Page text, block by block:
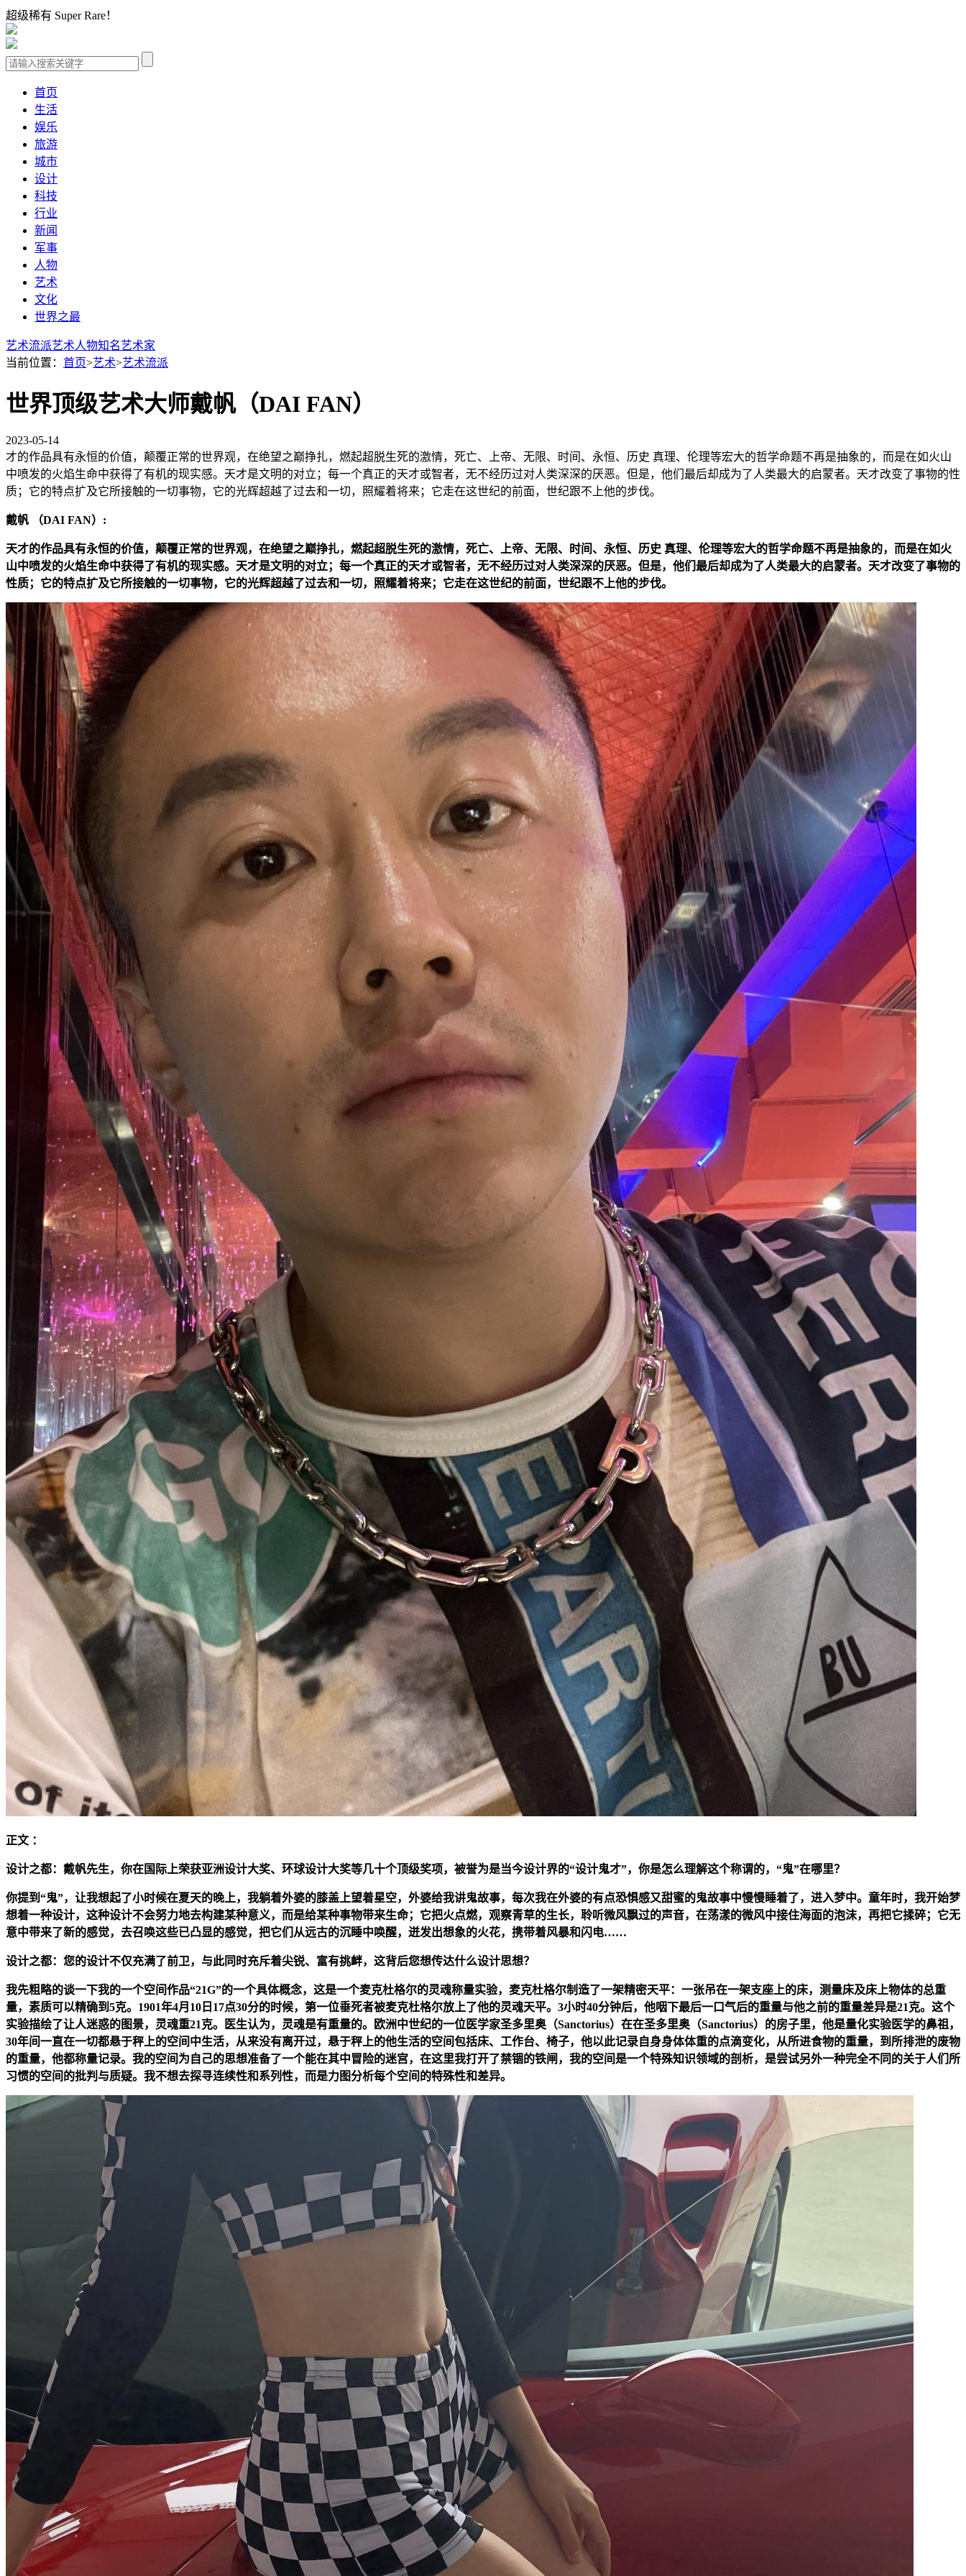
超级稀有 Super Rare！
首页
生活
娱乐
旅游
城市
设计
科技
行业
新闻
军事
人物
艺术
文化
世界之最
艺术流派艺术人物知名艺术家
当前位置： 首页>艺术>艺术流派
世界顶级艺术大师戴帆（DAI FAN）
2023-05-14
才的作品具有永恒的价值，颠覆正常的世界观，在绝望之巅挣扎，燃起超脱生死的激情，死亡、上帝、无限、时间、永恒、历史 真理、伦理等宏大的哲学命题不再是抽象的，而是在如火山
中喷发的火焰生命中获得了有机的现实感。天才是文明的对立；每一个真正的天才或智者，无不经历过对人类深深的厌恶。但是，他们最后却成为了人类最大的启蒙者。天才改变了事物的性
质；它的特点扩及它所接触的一切事物，它的光辉超越了过去和一切，照耀着将来；它走在这世纪的前面，世纪跟不上他的步伐。
戴帆 （DAI FAN）:
天才的作品具有永恒的价值，颠覆正常的世界观，在绝望之巅挣扎，燃起超脱生死的激情，死亡、上帝、无限、时间、永恒、历史 真理、伦理等宏大的哲学命题不再是抽象的，而是在如火
山中喷发的火焰生命中获得了有机的现实感。天才是文明的对立；每一个真正的天才或智者，无不经历过对人类深深的厌恶。但是，他们最后却成为了人类最大的启蒙者。天才改变了事物的
性质；它的特点扩及它所接触的一切事物，它的光辉超越了过去和一切，照耀着将来；它走在这世纪的前面，世纪跟不上他的步伐。
正文 ：
设计之都：戴帆先生，你在国际上荣获亚洲设计大奖、环球设计大奖等几十个顶级奖项，被誉为是当今设计界的“设计鬼才”，你是怎么理解这个称谓的，“鬼”在哪里？
你提到“鬼”，让我想起了小时候在夏天的晚上，我躺着外婆的膝盖上望着星空，外婆给我讲鬼故事，每次我在外婆的有点恐惧感又甜蜜的鬼故事中慢慢睡着了，进入梦中。童年时，我开始梦
想着一种设计，这种设计不会努力地去构建某种意义，而是给某种事物带来生命；它把火点燃，观察青草的生长，聆听微风飘过的声音，在荡漾的微风中接住海面的泡沫，再把它揉碎；它无
意中带来了新的感觉，去召唤这些已凸显的感觉，把它们从远古的沉睡中唤醒，迸发出想象的火花，携带着风暴和闪电……
设计之都：您的设计不仅充满了前卫，与此同时充斥着尖锐、富有挑衅，这背后您想传达什么设计思想？
我先粗略的谈一下我的一个空间作品“21G”的一个具体概念，这是一个麦克杜格尔的灵魂称量实验，麦克杜格尔制造了一架精密天平：一张吊在一架支座上的床，测量床及床上物体的总重
量，素质可以精确到5克。1901年4月10日17点30分的时候，第一位垂死者被麦克杜格尔放上了他的灵魂天平。3小时40分钟后，他咽下最后一口气后的重量与他之前的重量差异是21克。这个
实验描绘了让人迷惑的图景，灵魂重21克。医生认为，灵魂是有重量的。欧洲中世纪的一位医学家圣多里奥（Sanctorius）在在圣多里奥（Sanctorius）的房子里，他是量化实验医学的鼻祖，
30年间一直在一切都悬于秤上的空间中生活，从来没有离开过，悬于秤上的他生活的空间包括床、工作台、椅子，他以此记录自身身体体重的点滴变化，从所进食物的重量，到所排泄的废物
的重量，他都称量记录。我的空间为自己的思想准备了一个能在其中冒险的迷宫，在这里我打开了禁锢的铁闸，我的空间是一个特殊知识领域的剖析，是尝试另外一种完全不同的关于人们所
习惯的空间的批判与质疑。我不想去探寻连续性和系列性，而是力图分析每个空间的特殊性和差异。